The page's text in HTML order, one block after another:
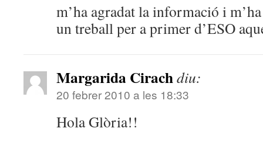
m’ha agradat la informació i
un treball per a primer d’ESO
Margarida Cirachdiu:
20 febrer 2010 a les 18:33
Hola Glòria!!